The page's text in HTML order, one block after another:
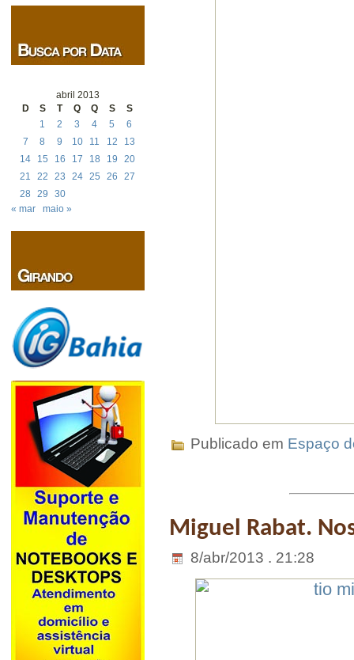
abril 2013
D
S T Q Q S
S
1
2 3 4 5
6
7
8 9 10 11 12
13
14
15 16 17 18 19
20
21
22 23 24 25 26
27
28
29
30
« mar
maio »
Publicado em Espaço
Miguel Rabat.
8/abr/2013 . 21:28